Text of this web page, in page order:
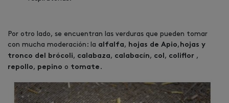
Por otro lado, se encuentran las verduras que pueden tomar
con mucha moderación: la alfalfa hojas de Apio
hojas y
tronco del brócoli
calabaza calabacín col coliflor
repollo
pepino o tomate